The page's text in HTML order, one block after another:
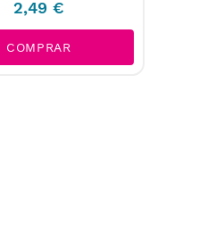
2,49 €
COMPRAR